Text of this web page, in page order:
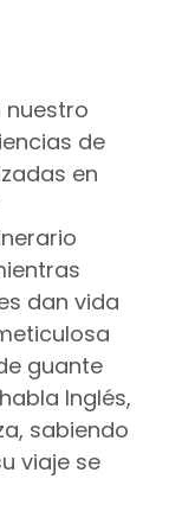
nuestro
de
en
dan vida
guante
Inglés,
sabiendo
viaje se